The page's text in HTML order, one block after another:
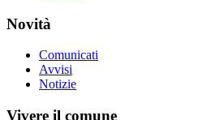
Novità
Comunicati
Avvisi
Notizie
Vivere il comune